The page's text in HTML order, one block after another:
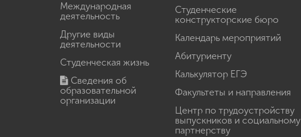
Международная
деятельность
Другие виды
деятельности
Студенческая жизнь
Сведения об
образовательной
организации
Студенческие
конструкторские бюро
Календарь мероприятий
Абитуриенту
Калькулятор ЕГЭ
Факультеты и направления
Центр по трудоустройству
выпускников и социальному
партнерству